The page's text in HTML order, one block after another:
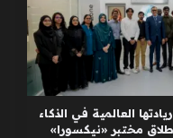
العالمية في الذكاء
مختبر «نيكسورا»